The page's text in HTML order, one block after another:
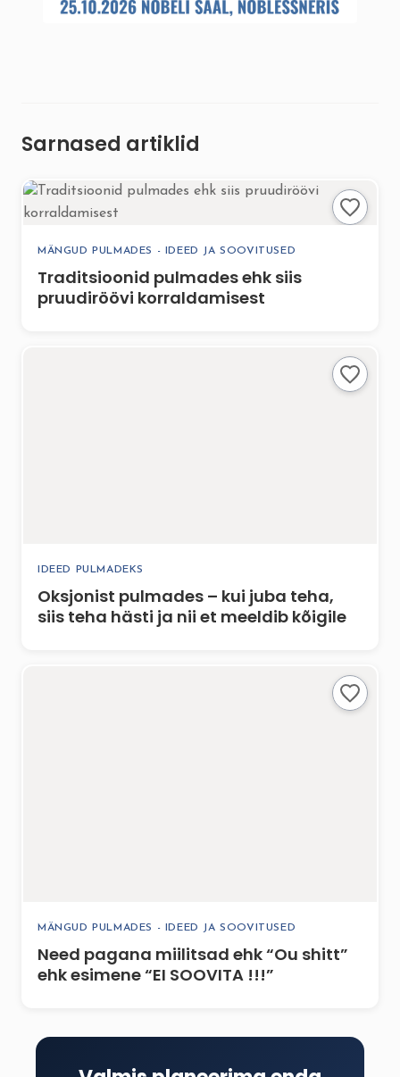
Sarnased artiklid
MÄNGUD PULMADES - IDEED JA SOOVITUSED
Traditsioonid pulmades ehk siis
pruudiröövi korraldamisest
IDEED PULMADEKS
Oksjonist pulmades – kui juba teha,
siis teha hästi ja nii et meeldib kõigile
MÄNGUD PULMADES - IDEED JA SOOVITUSED
Need pagana miilitsad ehk “Ou shitt”
ehk esimene “EI SOOVITA !!!”